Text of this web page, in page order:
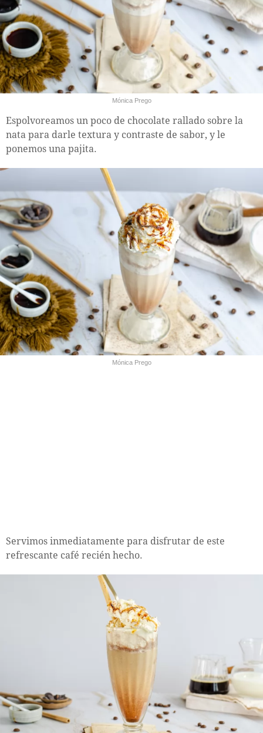
Mónica Prego
Espolvoreamos un poco de chocolate rallado sobre la
nata para darle textura y contraste de sabor, y le
ponemos una pajita.
Mónica Prego
Servimos inmediatamente para disfrutar de este
refrescante café recién hecho.